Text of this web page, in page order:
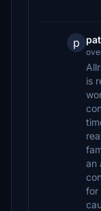
p
is
an
for